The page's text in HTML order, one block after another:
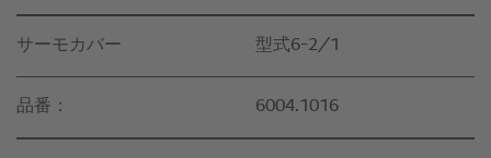
サーモカバー 型式6-2/1
品番： 6004.1016